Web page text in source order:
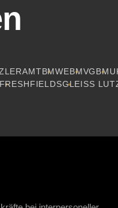
BMWE BMVG
FRESHFIELDSGLEISS